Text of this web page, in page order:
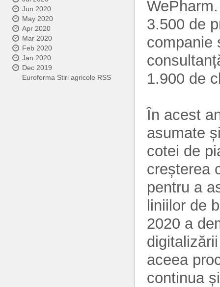
Jun 2020
May 2020
Apr 2020
Mar 2020
Feb 2020
Jan 2020
Dec 2019
Euroferma Stiri agricole RSS
3.500 de
companie
1.900 de
În acest
asumate
cotei de
creșterea
pentru a
liniilor de
2020 a
aceea
continua